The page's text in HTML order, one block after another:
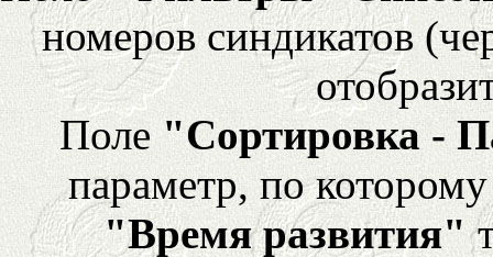
номеров синдикатов
Поле "Сортировка -
параметр, по
"Время развития"